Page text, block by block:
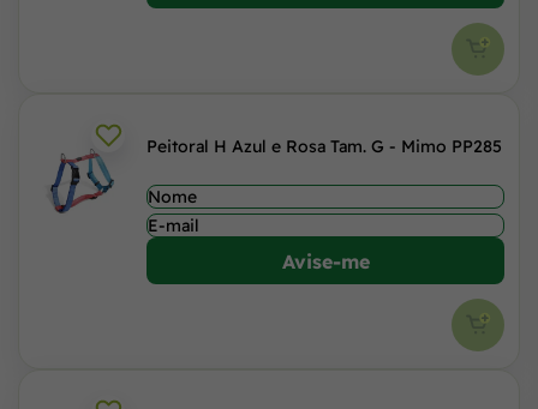
Peitoral H Azul e Rosa Tam. G - Mimo PP285
Avise-me